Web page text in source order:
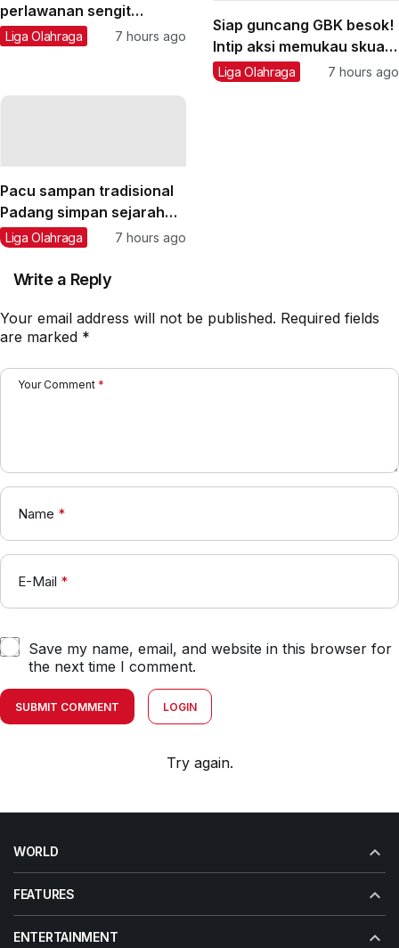
perlawanan sengit
Vietnam 3-2
Liga Olahraga 7 hours ago
Siap guncang GBK besok!
Intip aksi memukau skuad
AC Milan di Senayan
Liga Olahraga 7 hours ago
Pacu sampan tradisional
Padang simpan sejarah
dan semangat
Liga Olahraga 7 hours ago
Write a Reply
Your email address will not be published. Required fields
are marked *
Your Comment *
Name *
E-Mail *
Save my name, email, and website in this browser for
the next time I comment.
SUBMIT COMMENT LOGIN
Try again.
WORLD
FEATURES
ENTERTAINMENT